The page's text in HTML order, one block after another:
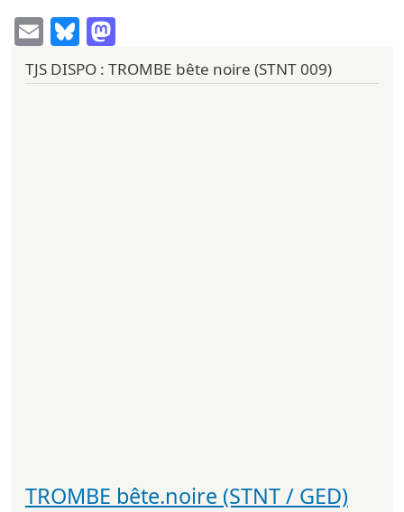
EmailBluesky
TJS DISPO : TROMBE bête noire (STNT 009)
TROMBE bête.noire (STNT / GED)